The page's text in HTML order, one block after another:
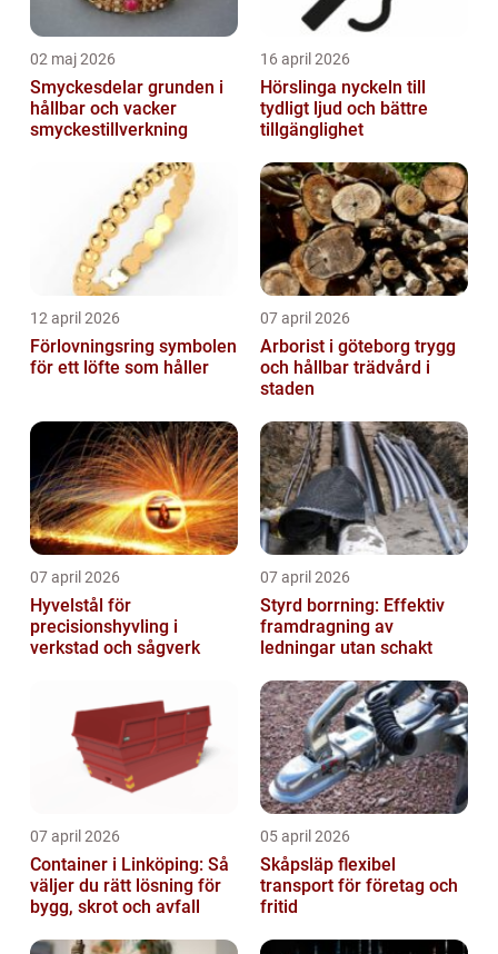
02 maj 2026
Smyckesdelar grunden i
hållbar och vacker
smyckestillverkning
16 april 2026
Hörslinga nyckeln till
tydligt ljud och bättre
tillgänglighet
12 april 2026
Förlovningsring symbolen
för ett löfte som håller
07 april 2026
Arborist i göteborg trygg
och hållbar trädvård i
staden
07 april 2026
Hyvelstål för
precisionshyvling i
verkstad och sågverk
07 april 2026
Styrd borrning: Effektiv
framdragning av
ledningar utan schakt
07 april 2026
Container i Linköping: Så
väljer du rätt lösning för
bygg, skrot och avfall
05 april 2026
Skåpsläp flexibel
transport för företag och
fritid